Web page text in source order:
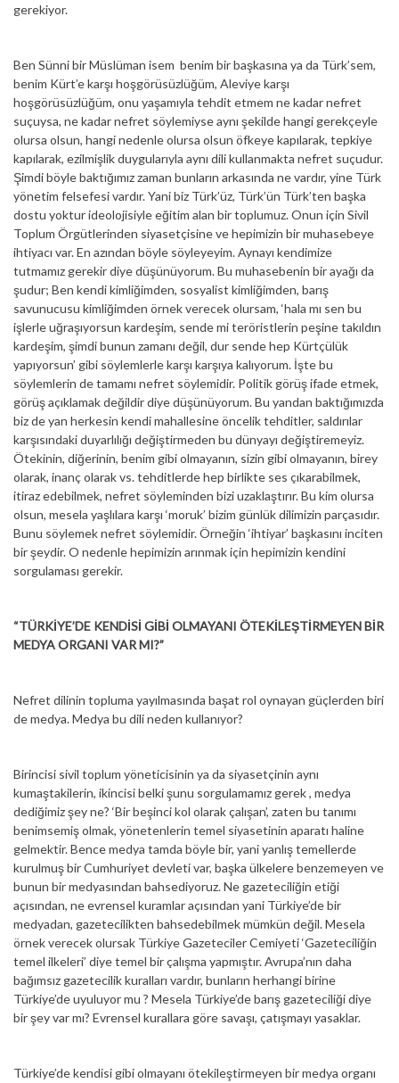
gerekiyor.
Ben Sünni bir Müslüman isem benim bir başkasına ya da Türk’sem,
benim Kürt’e karşı hoşgörüsüzlüğüm, Aleviye karşı
hoşgörüsüzlüğüm, onu yaşamıyla tehdit etmem ne kadar nefret
suçuysa, ne kadar nefret söylemiyse aynı şekilde hangi gerekçeyle
olursa olsun, hangi nedenle olursa olsun öfkeye kapılarak, tepkiye
kapılarak, ezilmişlik duygularıyla aynı dili kullanmakta nefret suçudur.
Şimdi böyle baktığımız zaman bunların arkasında ne vardır, yine Türk
yönetim felsefesi vardır. Yani biz Türk’üz, Türk’ün Türk’ten başka
dostu yoktur ideolojisiyle eğitim alan bir toplumuz. Onun için Sivil
Toplum Örgütlerinden siyasetçisine ve hepimizin bir muhasebeye
ihtiyacı var. En azından böyle söyleyeyim. Aynayı kendimize
tutmamız gerekir diye düşünüyorum. Bu muhasebenin bir ayağı da
şudur; Ben kendi kimliğimden, sosyalist kimliğimden, barış
savunucusu kimliğimden örnek verecek olursam, ‘hala mı sen bu
işlerle uğraşıyorsun kardeşim, sende mi teröristlerin peşine takıldın
kardeşim, şimdi bunun zamanı değil, dur sende hep Kürtçülük
yapıyorsun’ gibi söylemlerle karşı karşıya kalıyorum. İşte bu
söylemlerin de tamamı nefret söylemidir. Politik görüş ifade etmek,
görüş açıklamak değildir diye düşünüyorum. Bu yandan baktığımızda
biz de yan herkesin kendi mahallesine öncelik tehditler, saldırılar
karşısındaki duyarlılığı değiştirmeden bu dünyayı değiştiremeyiz.
Ötekinin, diğerinin, benim gibi olmayanın, sizin gibi olmayanın, birey
olarak, inanç olarak vs. tehditlerde hep birlikte ses çıkarabilmek,
itiraz edebilmek, nefret söyleminden bizi uzaklaştırır. Bu kim olursa
olsun, mesela yaşlılara karşı ‘moruk’ bizim günlük dilimizin parçasıdır.
Bunu söylemek nefret söylemidir. Örneğin ‘ihtiyar’ başkasını inciten
bir şeydir. O nedenle hepimizin arınmak için hepimizin kendini
sorgulaması gerekir.
“TÜRKİYE’DE KENDİSİ GİBİ OLMAYANI ÖTEKİLEŞTİRMEYEN BİR
MEDYA ORGANI VAR MI?”
Nefret dilinin topluma yayılmasında başat rol oynayan güçlerden biri
de medya. Medya bu dili neden kullanıyor?
Birincisi sivil toplum yöneticisinin ya da siyasetçinin aynı
kumaştakilerin, ikincisi belki şunu sorgulamamız gerek , medya
dediğimiz şey ne? ‘Bir beşinci kol olarak çalışan’, zaten bu tanımı
benimsemiş olmak, yönetenlerin temel siyasetinin aparatı haline
gelmektir. Bence medya tamda böyle bir, yani yanlış temellerde
kurulmuş bir Cumhuriyet devleti var, başka ülkelere benzemeyen ve
bunun bir medyasından bahsediyoruz. Ne gazeteciliğin etiği
açısından, ne evrensel kuramlar açısından yani Türkiye’de bir
medyadan, gazetecilikten bahsedebilmek mümkün değil. Mesela
örnek verecek olursak Türkiye Gazeteciler Cemiyeti ‘Gazeteciliğin
temel ilkeleri’ diye temel bir çalışma yapmıştır. Avrupa’nın daha
bağımsız gazetecilik kuralları vardır, bunların herhangi birine
Türkiye’de uyuluyor mu ? Mesela Türkiye’de barış gazeteciliği diye
bir şey var mı? Evrensel kurallara göre savaşı, çatışmayı yasaklar.
Türkiye’de kendisi gibi olmayanı ötekileştirmeyen bir medya organı